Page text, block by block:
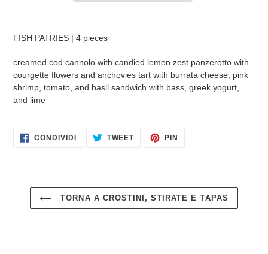
FISH PATRIES | 4 pieces
creamed cod cannolo with candied lemon zest panzerotto with
courgette flowers and anchovies tart with burrata cheese, pink
shrimp, tomato, and basil sandwich with bass, greek yogurt,
and lime
CONDIVIDICONDIVIDI
SU
TWEETTWITTA PIN
TORNA A CROSTINI, STIRATE E TAPAS